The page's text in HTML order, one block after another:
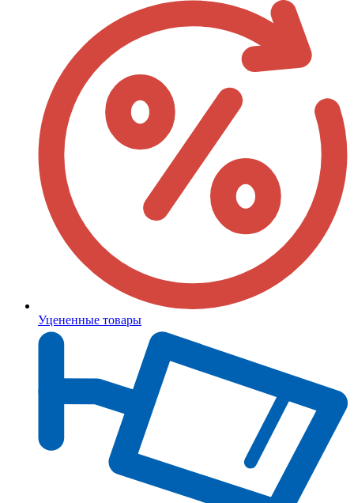
Уцененные товары